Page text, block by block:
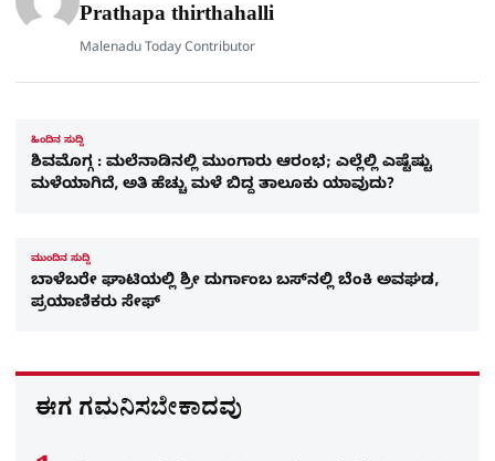
Prathapa thirthahalli
Malenadu Today Contributor
ಹಿಂದಿನ ಸುದ್ದಿ
ಶಿವಮೊಗ್ಗ : ಮಲೆನಾಡಿನಲ್ಲಿ ಮುಂಗಾರು ಆರಂಭ; ಎಲ್ಲೆಲ್ಲಿ ಎಷ್ಟೆಷ್ಟು
ಮಳೆಯಾಗಿದೆ, ಅತಿ ಹೆಚ್ಚು ಮಳೆ ಬಿದ್ದ ತಾಲೂಕು ಯಾವುದು?
ಮುಂದಿನ ಸುದ್ದಿ
ಬಾಳೆಬರೇ ಘಾಟಿಯಲ್ಲಿ ಶ್ರೀ ದುರ್ಗಾಂಬ ಬಸ್‌ನಲ್ಲಿ ಬೆಂಕಿ ಅವಘಡ,
ಪ್ರಯಾಣಿಕರು ಸೇಫ್​​
ಈಗ ಗಮನಿಸಬೇಕಾದವು